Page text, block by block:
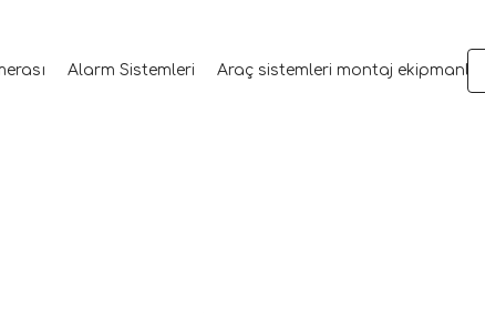
Alarm Sistemleri Araç sistemleri montaj ekipmanları